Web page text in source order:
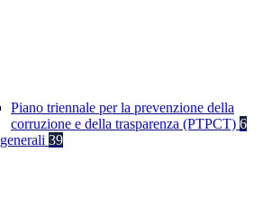
Piano triennale per la prevenzione della
corruzione e della trasparenza (PTPCT) 6
39